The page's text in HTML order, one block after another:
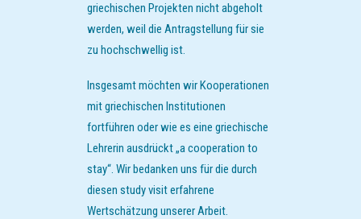
griechischen Projekten nicht abgeholt
werden, weil die Antragstellung für sie
zu hochschwellig ist.
Insgesamt möchten wir Kooperationen
mit griechischen Institutionen
fortführen oder wie es eine griechische
Lehrerin ausdrückt „a cooperation to
stay“. Wir bedanken uns für die durch
diesen study visit erfahrene
Wertschätzung unserer Arbeit.